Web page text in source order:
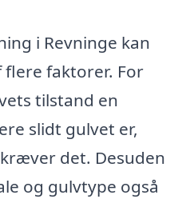
i Revninge kan
faktorer. For
tilstand en
slidt gulvet er,
det. Desuden
og gulvtype også